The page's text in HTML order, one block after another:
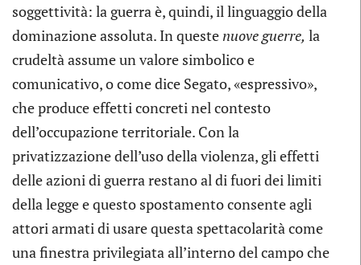
soggettività: la guerra è, quindi, il linguaggio della
dominazione assoluta. In queste nuove guerre, la
crudeltà assume un valore simbolico e
comunicativo, o come dice Segato, «espressivo»,
che produce effetti concreti nel contesto
dell’occupazione territoriale. Con la
privatizzazione dell’uso della violenza, gli effetti
delle azioni di guerra restano al di fuori dei limiti
della legge e questo spostamento consente agli
attori armati di usare questa spettacolarità come
una finestra privilegiata all’interno del campo che